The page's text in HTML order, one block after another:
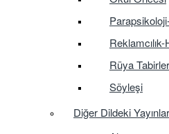
Rüya
Söyleşi
Diğer Dildeki Yayınlar